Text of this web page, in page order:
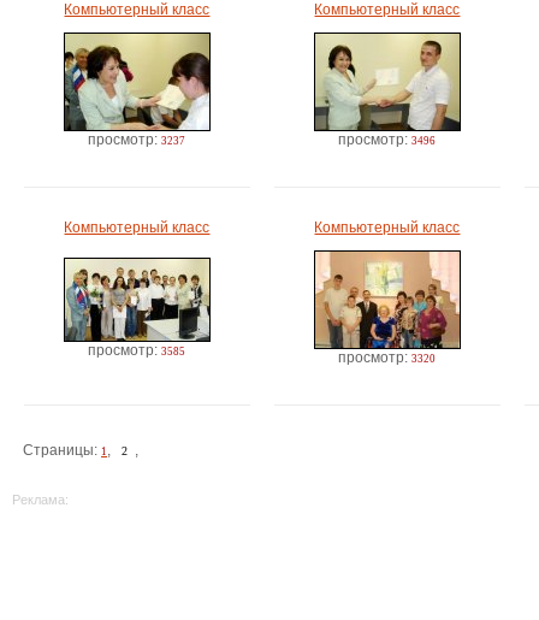
Компьютерный класс
просмотр:3237
Компьютерный класс
просмотр:3496
Компьютерный класс
просмотр:3585
Компьютерный класс
просмотр:3320
Страницы: 1 , 2 ,
Реклама: